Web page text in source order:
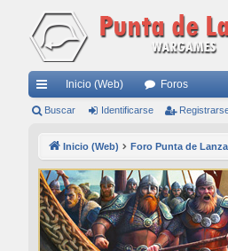
nl
rá
pi
do
Inicio (Web) Foros
Buscar Identificarse
Inicio (Web) Foro Punta de